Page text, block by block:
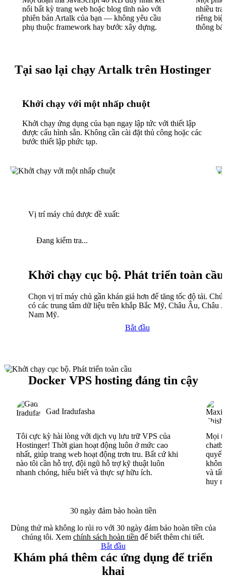
nối bất kỳ trang web hoặc blog tĩnh nào với
phiên bản Artalk của bạn — không yêu cầu
phụ thuộc framework hay bước xây dựng.
nhiều
riêng
thông
Tại sao lại chạy Artalk trên Hostinger
Khởi chạy với một nhấp chuột
Khởi chạy ứng dụng của bạn ngay lập tức với thiết lập
được cấu hình sẵn. Không cần cài đặt thủ công hoặc các
bước thiết lập phức tạp.
Vị trí máy chủ được đề xuất:
Đang kiểm tra...
Khởi chạy cục bộ. Phát triển toàn cầu
Chọn vị trí máy chủ gần khán giả hơn để tăng tốc độ tải.
có các trung tâm dữ liệu trên khắp Bắc Mỹ, Châu Âu, Châu
Nam Mỹ.
Bắt đầu
Docker VPS hosting đáng tin cậy
Gad Iradufasha
Tôi cực kỳ hài lòng với dịch vụ lưu trữ VPS của
Hostinger! Thời gian hoạt động luôn ở mức cao
nhất, giúp trang web hoạt động trơn tru. Bất cứ khi
nào tôi cần hỗ trợ, đội ngũ hỗ trợ kỹ thuật luôn
nhanh chóng, hiểu biết và thực sự hữu ích.
Mọi
quyết
và tất
huy
30 ngày đảm bảo hoàn tiền
Dùng thử mà không lo rủi ro với 30 ngày đảm bảo hoàn tiền của
chúng tôi. Xem chính sách hoàn tiền để biết thêm chi tiết.
Bắt đầu
Khám phá thêm các ứng dụng để triển
khai